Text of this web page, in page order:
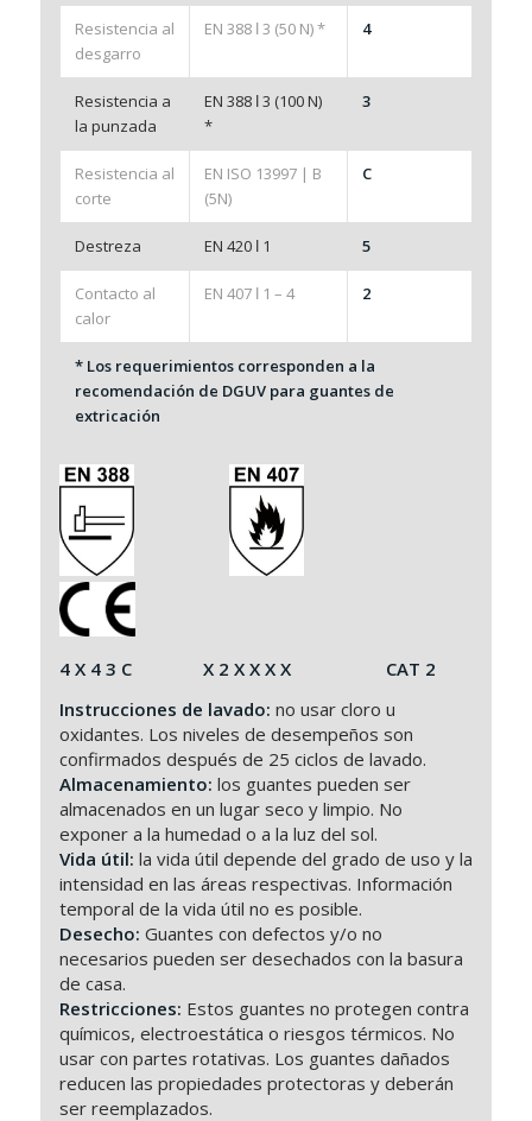
Resistencia al
desgarro
EN 388 ǀ 3 (50 N) * 4
Resistencia a
la punzada
EN 388 ǀ 3 (100 N)
*
3
Resistencia al
corte
EN ISO 13997 | B
(5N)
C
Destreza EN 420 ǀ 1 5
Contacto al
calor
EN 407 ǀ 1 – 4 2
* Los requerimientos corresponden a la
recomendación de DGUV para guantes de
extricación
4 X 4 3 C X 2 X X X X CAT 2
Instrucciones de lavado: no usar cloro u
oxidantes. Los niveles de desempeños son
confirmados después de 25 ciclos de lavado.
Almacenamiento: los guantes pueden ser
almacenados en un lugar seco y limpio. No
exponer a la humedad o a la luz del sol.
Vida útil: la vida útil depende del grado de uso y la
intensidad en las áreas respectivas. Información
temporal de la vida útil no es posible.
Desecho: Guantes con defectos y/o no
necesarios pueden ser desechados con la basura
de casa.
Restricciones: Estos guantes no protegen contra
químicos, electroestática o riesgos térmicos. No
usar con partes rotativas. Los guantes dañados
reducen las propiedades protectoras y deberán
ser reemplazados.